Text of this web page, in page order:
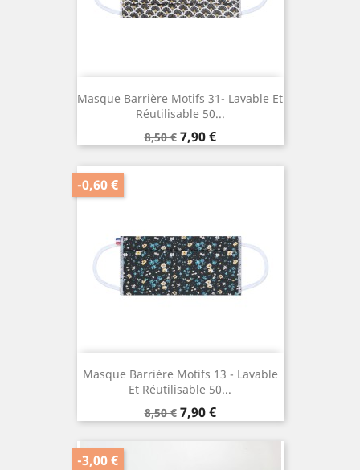
Masque Barrière Motifs 31- Lavable Et
Réutilisable 50...
Prix
de
base
8,50 € Prix
7,90 €
Masque Barrière Motifs 13 - Lavable
Et Réutilisable 50...
Prix
de
8,50 €
-0,60 €
Prix
7,90 €
-3,00 €